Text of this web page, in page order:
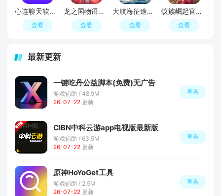
心连聊天软件最新版
查看
龙之国物语官方正版
查看
大航海征途游戏官方最新版
查看
蚁族崛起官方正版
查看
最新更新
一键吃丹公益脚本(免费)无广告
游戏辅助 / 48.9M
26-07-22 更新
查看
CIBN中科云游app电视版最新版
游戏辅助 / 63.5M
26-07-22 更新
查看
原神HoYoGet工具
游戏辅助 / 2.5M
26-07-22 更新
查看